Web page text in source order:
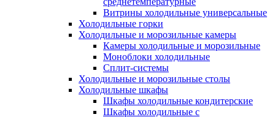
Витрины холодильные универсальные
Холодильные горки
Холодильные и морозильные камеры
Камеры холодильные и морозильные
Моноблоки холодильные
Сплит-системы
Холодильные и морозильные столы
Холодильные шкафы
Шкафы холодильные кондитерские
Шкафы холодильные с